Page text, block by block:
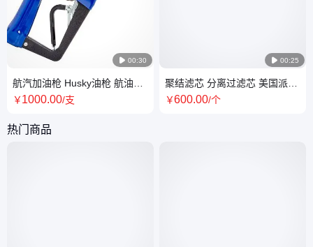
 00:30
航汽加油枪 Husky油枪 航油软
管 航空煤油 油气回收可低温配
￥1000.00/支
 00:25
聚结滤芯 分离过滤芯 美国派克
Velcon燃油过滤器 航空航油滤
￥600.00/个
热门商品